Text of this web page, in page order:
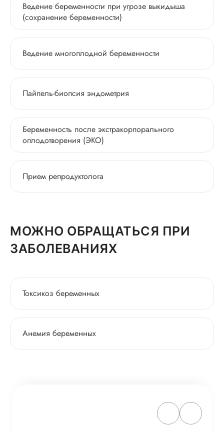
Ведение беременности при угрозе выкидыша
(cохранение беременности)
Ведение многоплодной беременности
Пайпель-биопсия эндометрия
Беременность после экстракорпорального
оплодотворения (ЭКО)
Прием репродуктолога
МОЖНО ОБРАЩАТЬСЯ ПРИ
ЗАБОЛЕВАНИЯХ
Токсикоз беременных
Анемия беременных